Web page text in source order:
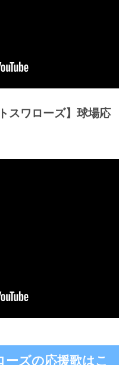
スワローズ】球場応
ズの応援歌はこ